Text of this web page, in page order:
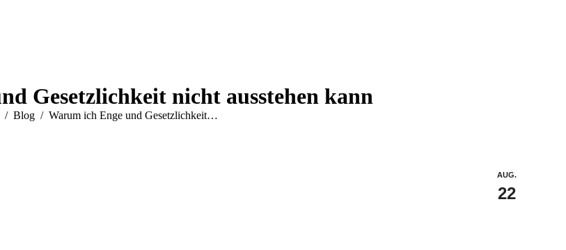
Gesetzlichkeit nicht ausstehen kann
sich hier:
Blog Warum ich Enge und Gesetzlichkeit…
AUG.
22